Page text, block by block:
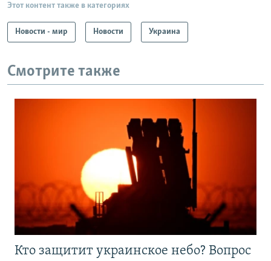
Этот контент также в категориях
Новости - мир Новости Украина
Смотрите также
Кто защитит украинское небо? Вопрос